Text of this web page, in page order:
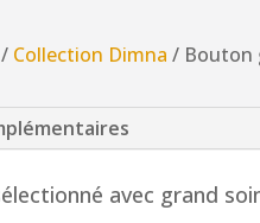
/ Collection Dimna / Bouton
avec grand